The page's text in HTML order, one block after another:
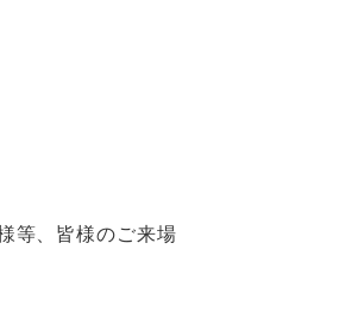
等、皆様のご来場